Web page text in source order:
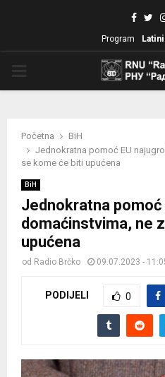
Program
Početna
BiH
Jednokratna pomoć EU
se kome će biti upućena
BiH
Jednokratna pomoć
domaćinstvima, ne
upućena
od Radio Brčko 09.07.2023 -
PODIJELI 0